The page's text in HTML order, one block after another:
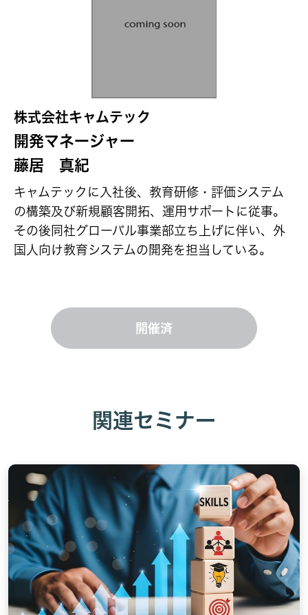
株式会社キャムテック
開発マネージャー
藤居 真紀
キャムテックに入社後、教育研修・評価システム
の構築及び新規顧客開拓、運用サポートに従事。
その後同社グローバル事業部立ち上げに伴い、外
国人向け教育システムの開発を担当している。
開催済
関連セミナー